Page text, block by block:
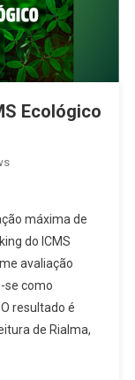
Ecológico
máxima de
do ICMS
avaliação
se como
resultado é
de Rialma,